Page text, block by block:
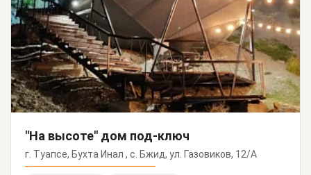
"На высоте" дом под-ключ
г. Туапсе, Бухта Инал , с. Бжид, ул. Газовиков, 12/А